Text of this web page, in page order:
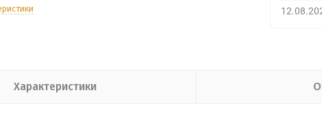
Характеристики